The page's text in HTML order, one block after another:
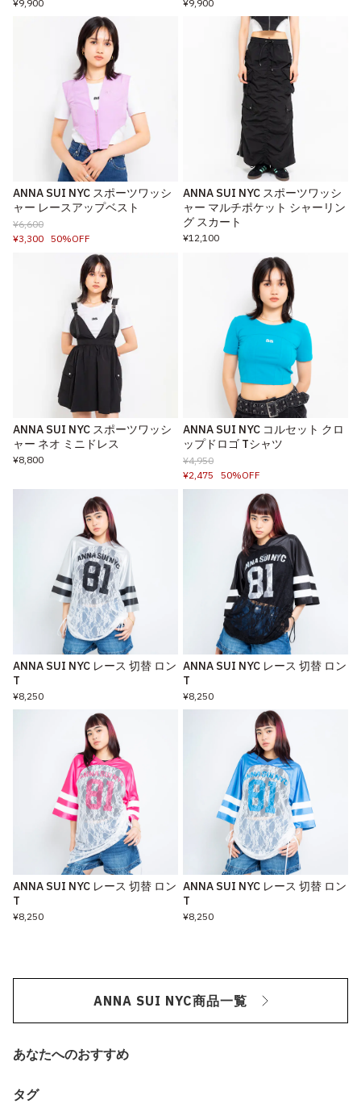
¥9,900 ¥9,900
ANNA SUI NYC スポーツワッシ
ャー レースアップベスト
¥6,600
¥3,300 50%OFF
ANNA SUI NYC スポーツワッシ
ャー マルチポケット シャーリン
グ スカート
¥12,100
ANNA SUI NYC スポーツワッシ
ャー ネオ ミニドレス
¥8,800
ANNA SUI NYC コルセット クロ
ップドロゴ Tシャツ
¥4,950
¥2,475
50%OFF
ANNA SUI NYC レース 切替 ロン
T
¥8,250
ANNA SUI NYC レース 切替 ロン
T
¥8,250
ANNA SUI NYC レース 切替 ロン
T
¥8,250
ANNA SUI NYC レース 切替 ロン
T
¥8,250
ANNA SUI NYC商品一覧
あなたへのおすすめ
タグ